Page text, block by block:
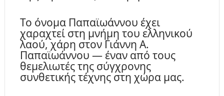
Το όνομα Παπαϊωάννου έχει
χαραχτεί στη μνήμη του ελληνικού
λαού, χάρη στον Γιάννη Α.
Παπαϊωάννου — έναν από τους
θεμελιωτές της σύγχρονης
συνθετικής τέχνης στη χώρα μας.